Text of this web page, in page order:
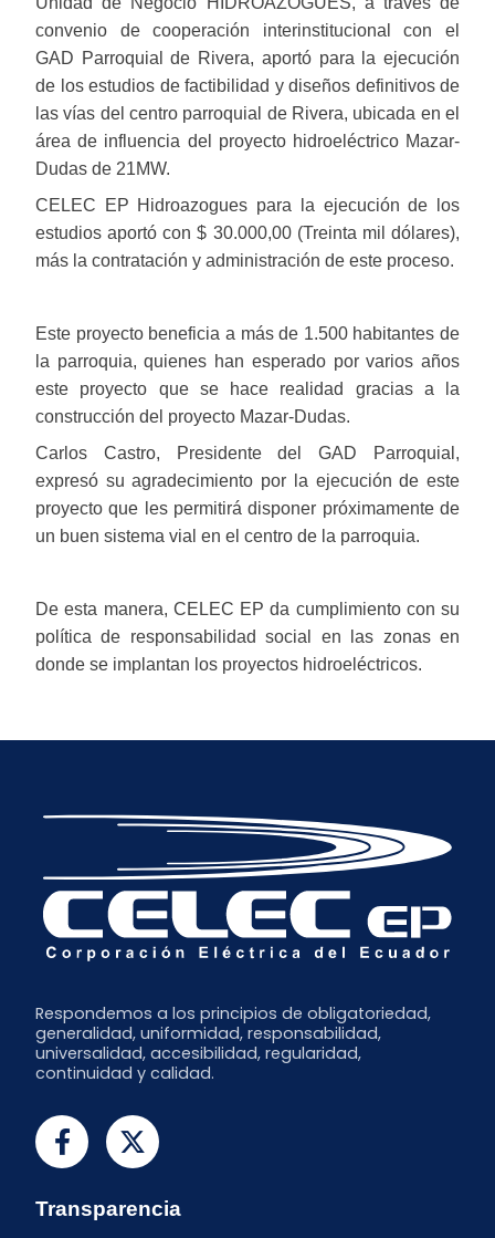
convenio de cooperación interinstitucional con el
GAD Parroquial de Rivera, aportó para la ejecución
de los estudios de factibilidad y diseños definitivos de
las vías del centro parroquial de Rivera, ubicada en el
área de influencia del proyecto hidroeléctrico Mazar-
Dudas de 21MW.
CELEC EP Hidroazogues para la ejecución de los
estudios aportó con $ 30.000,00 (Treinta mil dólares),
más la contratación y administración de este proceso.
Este proyecto beneficia a más de 1.500 habitantes de
la parroquia, quienes han esperado por varios años
este proyecto que se hace realidad gracias a la
construcción del proyecto Mazar-Dudas.
Carlos Castro, Presidente del GAD Parroquial,
expresó su agradecimiento por la ejecución de este
proyecto que les permitirá disponer próximamente de
un buen sistema vial en el centro de la parroquia.
De esta manera, CELEC EP da cumplimiento con su
política de responsabilidad social en las zonas en
donde se implantan los proyectos hidroeléctricos.
Respondemos a los principios de obligatoriedad,
generalidad, uniformidad, responsabilidad,
universalidad, accesibilidad, regularidad,
continuidad y calidad.
Transparencia